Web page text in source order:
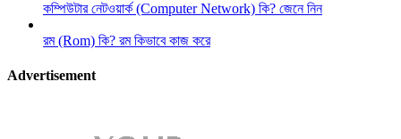
কম্পিউটার নেটওয়ার্ক (Computer Network) কি? জেনে নিন
রম (Rom) কি? রম কিভাবে কাজ করে
Advertisement